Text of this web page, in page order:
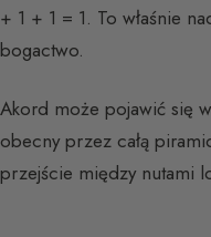
+ 1 + 1 = 1. To właśnie
bogactwo.
Akord może pojawić się
obecny przez całą
przejście między nutami